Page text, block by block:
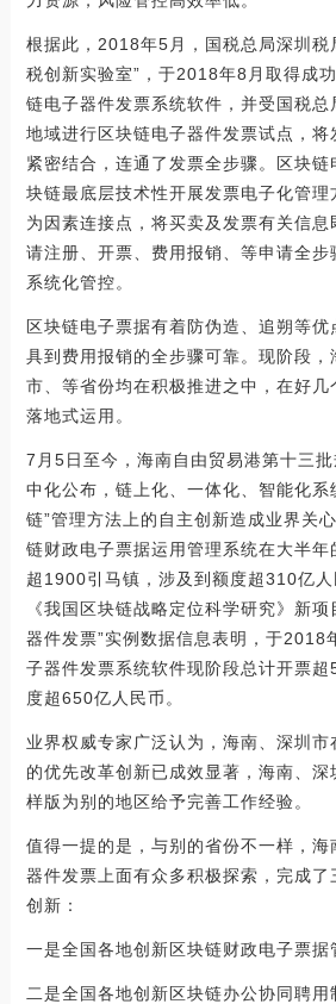
根据此，2018年5月，国税总局深圳税
税创新实验室”，于2018年8月取得成
链电子器件发票系统软件，并受国税总
地域进行区块链电子器件发票试点，将
紧密结合，连通了发票全步骤。区块
块链最底层技术性开展发票电子化管理
为因素连接点，将买卖及发票有关信息
请注册、开票、费用报销、等申请全步
系统化管控。
区块链电子票据有着防伪造、追朔等优
具到费用报销的全步骤可靠。现阶段，
市、等省份均在积极推进之中，在好几
落地式运用。
7月5日至今，海南自由贸易港第十三
中化公布，链上化、一体化、智能化系
链”管理方法上的自主创新造成业界关
链财政电子票据运用管理系统在大半年
超1900引马镇，涉及到额度超310亿人
《我国区块链战略定位科学研究》新
器件发票”实例数据信息表明，于2018
子器件发票系统软件现阶段总计开票
度超650亿人民币。
业界权威专家广泛认为，海南、深圳市
的优先改革创新已成效显著，海南、
样版为别的地区给予完善工作经验。
值得一提的是，与别的省份不一样，海
器件发票上面有众多积极探索，完成了
创新：
一是全国各地创新区块链财政电子票据
二是全国各地创新区块链办公协同聘用